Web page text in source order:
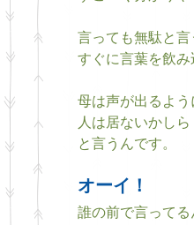
言っても無駄と
すぐに言葉を飲
母は声が出るよ
人は居ないかしら
と言うんです。
オーイ！
誰の前で言ってる